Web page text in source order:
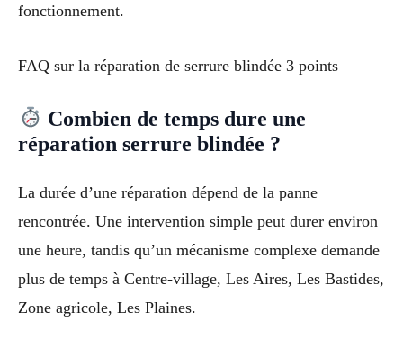
fonctionnement.
FAQ sur la réparation de serrure blindée 3 points
Combien de temps dure une
réparation serrure blindée ?
La durée d’une réparation dépend de la panne
rencontrée. Une intervention simple peut durer environ
une heure, tandis qu’un mécanisme complexe demande
plus de temps à Centre-village, Les Aires, Les Bastides,
Zone agricole, Les Plaines.